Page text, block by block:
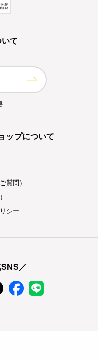
て
ップについて
質問）
シー
／